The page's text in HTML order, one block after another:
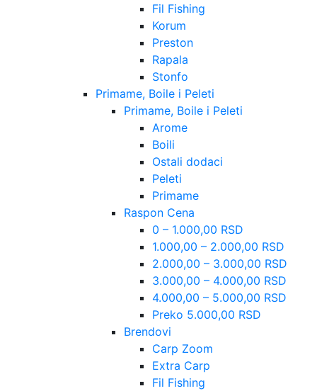
Fil Fishing
Korum
Preston
Rapala
Stonfo
Primame, Boile i Peleti
Primame, Boile i Peleti
Arome
Boili
Ostali dodaci
Peleti
Primame
Raspon Cena
0 – 1.000,00 RSD
1.000,00 – 2.000,00 RSD
2.000,00 – 3.000,00 RSD
3.000,00 – 4.000,00 RSD
4.000,00 – 5.000,00 RSD
Preko 5.000,00 RSD
Brendovi
Carp Zoom
Extra Carp
Fil Fishing